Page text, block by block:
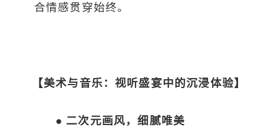
合情感贯穿始终。
【美术与音乐：视听盛宴中的沉浸体验】
● 二次元画风，细腻唯美